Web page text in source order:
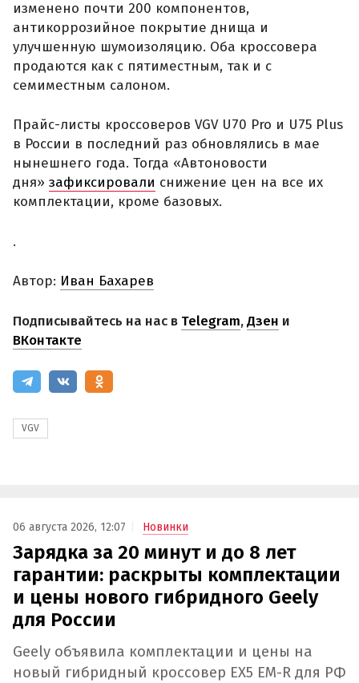
изменено почти 200 компонентов,
антикоррозийное покрытие днища и
улучшенную шумоизоляцию. Оба кроссовера
продаются как с пятиместным, так и с
семиместным салоном.
Прайс-листы кроссоверов VGV U70 Pro и U75 Plus
в России в последний раз обновлялись в мае
нынешнего года. Тогда «Автоновости
дня» зафиксировали снижение цен на все их
комплектации, кроме базовых.
.
Автор: Иван Бахарев
Подписывайтесь на нас в Telegram,Дзен и
ВКонтакте
VGV
06 августа 2026, 12:07 Новинки
Зарядка за 20 минут и до 8 лет
гарантии: раскрыты комплектации
и цены нового гибридного Geely
для России
Geely объявила комплектации и цены на
новый гибридный кроссовер EX5 EM-R для РФ